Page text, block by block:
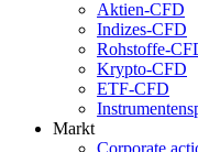
Aktien-CFD
Indizes-CFD
Rohstoffe-
Krypto-CFD
ETF-CFD
Markt